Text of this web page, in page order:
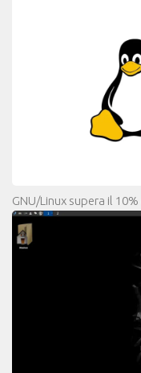
GNU/Linux supera il